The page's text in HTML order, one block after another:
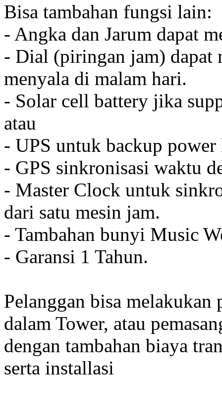
Bisa tambahan fungsi lain:
- Angka dan Jarum dapat
- Dial (piringan jam) dapat
menyala di malam hari.
- Solar cell battery jika
atau
- UPS untuk backup
- GPS sinkronisasi waktu
- Master Clock untuk
dari satu mesin jam.
- Tambahan bunyi Music
- Garansi 1 Tahun.
Pelanggan bisa melakukan
dalam Tower, atau
dengan tambahan biaya
serta installasi